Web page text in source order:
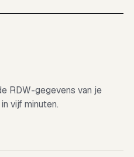
RDW-gegevens van je
vijf minuten.